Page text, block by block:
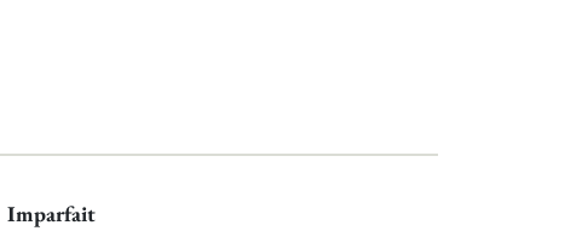
Imparfait